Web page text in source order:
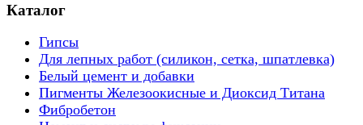
Каталог
Гипсы
Для лепных работ (силикон, сетка, шпатлевка)
Белый цемент и добавки
Пигменты Железоокисные и Диоксид Титана
Фибробетон